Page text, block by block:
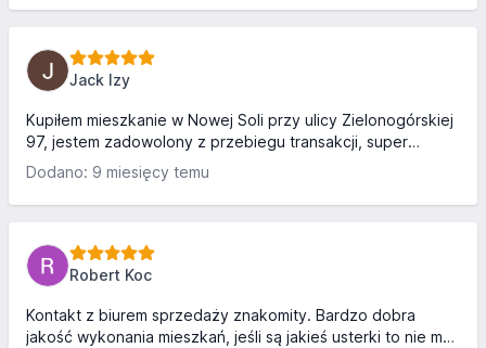
zaangażowana osoba, która z pełnym profesjonalizmem
Jakość wykonania budynków stoi na wysokim poziomie -
wszystko zgodnie z ustaleniami, solidnie i estetycznie.
Jestem bardzo zadowolony/a z kolejnego zakupu
mieszkania i z czystym sumienie...
Jack Izy
Kupiłem mieszkanie w Nowej Soli przy ulicy Zielonogórskiej
97, jestem zadowolony z przebiegu transakcji, super
kontakt z Panią Moniką, konkretna i rzeczową, więc szybko
dobilismy dealu. Czytając komentarze co niektorych
uśmiech pojawia się na twarzy, przecież developer nie
widok z okien pasuje, plusem też jest duża liczba miejsc
parkingowych za darmo, co nie jest takie oczywiste u
innych deweloperów. Co do jakości mieszkania, nie mam
z...
Dodano: 9 miesięcy temu
Robert Koc
Kontakt z biurem sprzedaży znakomity. Bardzo dobra
jakość wykonania mieszkań, jeśli są jakieś usterki to nie ma